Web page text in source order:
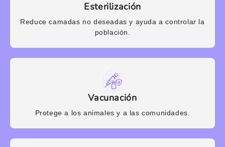
Esterilización
Reduce camadas no deseadas y ayuda a controlar la
población.
Vacunación
Protege a los animales y a las comunidades.